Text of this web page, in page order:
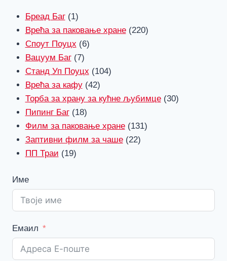
Бреад Баг 11
производ
Врећа за паковање хране 220220
Споут Поуцх 66
Вацуум Баг 77
производи
Станд Уп Поуцх 104104
Врећа за кафу 4242
производи
Торба за храну за кућне љубимце 3030
Пипинг Баг 1818
производи
Филм за паковање хране 131131
Заптивни филм за чаше 2222
ПП Траи 1919
Име
Емаил